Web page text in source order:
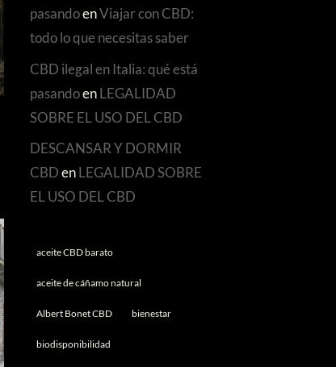
pasandoenViajar con CBD:
todo lo que necesitas saber
CBD ilegal en Italia: qué está
pasandoenLEGALIDAD
SOBRE EL USO DEL CBD
DESCANSAR Y DORMIR
CBDenLEGALIDAD SOBRE
EL USO DEL CBD
aceite CBD barato
aceite de cáñamo natural
Albert Bonet CBD bienestar
biodisponibilidad